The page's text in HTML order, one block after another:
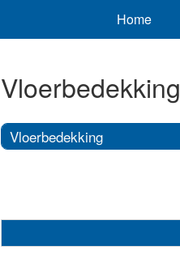
Home
Vloerbedekking
Vloerbedekking